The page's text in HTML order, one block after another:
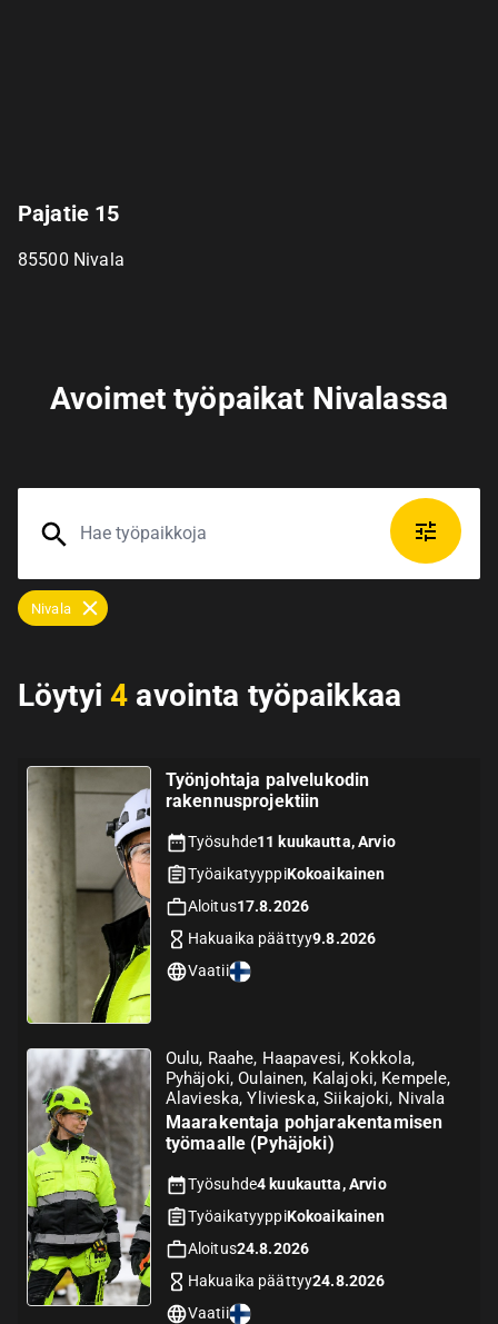
Pajatie 15
85500 Nivala
Avoimet työpaikat Nivalassa
Nivala
Löytyi 4 avointa työpaikkaa
Työnjohtaja palvelukodin
rakennusprojektiin
Työsuhde11 kuukautta, Arvio
TyöaikatyyppiKokoaikainen
Aloitus17.8.2026
Hakuaika päättyy9.8.2026
Vaatii
Oulu, Raahe, Haapavesi, Kokkola,
Pyhäjoki, Oulainen, Kalajoki, Kempele,
Alavieska, Ylivieska, Siikajoki, Nivala
Maarakentaja pohjarakentamisen
työmaalle (Pyhäjoki)
Työsuhde4 kuukautta, Arvio
TyöaikatyyppiKokoaikainen
Aloitus24.8.2026
Hakuaika päättyy24.8.2026
Vaatii